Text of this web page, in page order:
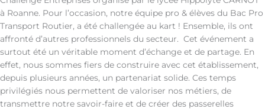
à Roanne. Pour l’occasion, notre équipe pro & élèves du Bac Pro
Transport Routier, a été challengée au kart ! Ensemble, ils ont
affronté d’autres professionnels du secteur. Cet événement a
surtout été un véritable moment d’échange et de partage. En
effet, nous sommes fiers de construire avec cet établissement,
depuis plusieurs années, un partenariat solide. Ces temps
privilégiés nous permettent de valoriser nos métiers, de
transmettre notre savoir-faire et de créer des passerelles